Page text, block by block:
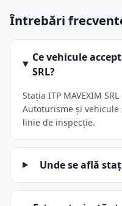
Întrebări
Ce vehicule
SRL?
Stația ITP MAVEXIM
Autoturisme și vehicule
linie de inspecție.
Unde se află